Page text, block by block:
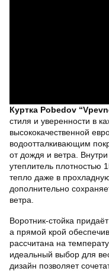
Куртка Pobedov
стиля и уверенности в
высококачественной
водоотталкивающим
от дождя и ветра.
утеплитель плотностью
тепло даже в
дополнительно
ветра.
Воротник-стойка
а прямой крой
рассчитана на
идеальный выбор для
дизайн позволяет